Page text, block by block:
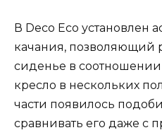
В Deco Eco установлен
качания, позволяющий
сиденье в соотношении
кресло в нескольких
части появилось
сравнивать его даже с